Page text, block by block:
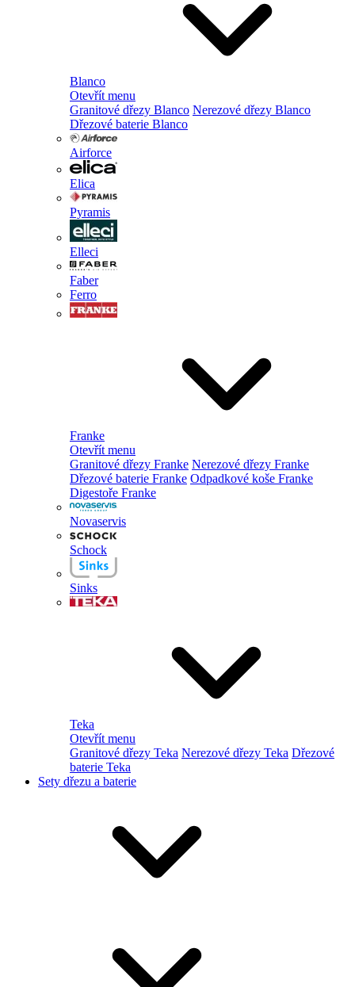
Blanco
Otevřít menu
Granitové dřezy Blanco Nerezové dřezy Blanco
Dřezové baterie Blanco
Airforce
Elica
Pyramis
Elleci
Faber
Ferro
Franke
Otevřít menu
Granitové dřezy Franke Nerezové dřezy Franke
Dřezové baterie Franke Odpadkové koše Franke
Digestoře Franke
Novaservis
Schock
Sinks
Teka
Otevřít menu
Granitové dřezy Teka Nerezové dřezy Teka Dřezové
baterie Teka
Sety dřezu a baterie